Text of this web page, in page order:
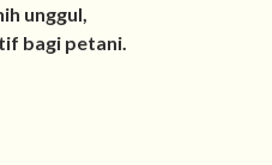
unggul,
bagi petani.